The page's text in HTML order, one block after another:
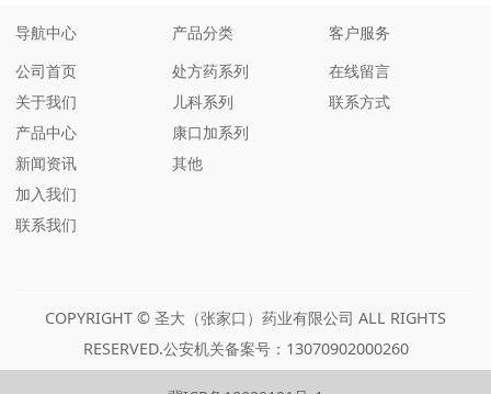
导航中心
公司首页
关于我们
产品中心
新闻资讯
加入我们
联系我们
产品分类
处方药系列
儿科系列
康口加系列
其他
客户服务
在线留言
联系方式
COPYRIGHT © 圣大（张家口）药业有限公司 ALL RIGHTS
RESERVED.公安机关备案号：13070902000260